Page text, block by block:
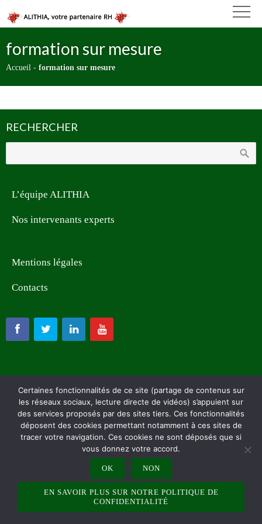
Nous utilisons des cookies sur ce site pour
améliorer votre expérience utilisateur.
Apprendre encore plus
Refuser Accepter
✕
formation sur mesure
Accueil - formation sur mesure
RECHERCHER
L’équipe ALITHIA
Nos intervenants experts
Mentions légales
Contacts
ALITHIA - 26 GRANDE RUE — 91150 LA FORÊT SAINTE CROIX E-
MAIL : COMMERCIAL@ALITHIA.FR — TÉLÉPHONE : 01 69 95 34
77
Certaines fonctionnalités de ce site (partage de contenus sur
les réseaux sociaux, lecture directe de vidéos) s’appuient sur
des services proposés par des sites tiers. Ces fonctionnalités
déposent des cookies permettant notamment à ces sites de
tracer votre navigation. Ces cookies ne sont déposés que si
vous donnez votre accord.
OK NON
EN SAVOIR PLUS SUR NOTRE POLITIQUE DE
CONFIDENTIALITÉ